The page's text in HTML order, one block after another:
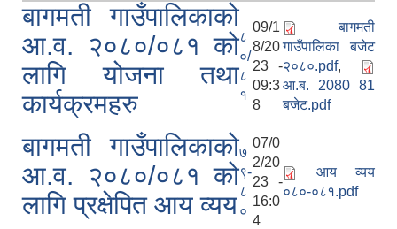
बागमती गाउँपालिकाको
आ.व. २०८०/०८१ को
लागि योजना तथा
कार्यक्रमहरु
८
०/
८
१
09/1
8/20
23 -
09:3
8
बागमती
गाउँपालिका बजेट
२०८०.pdf,
आ.ब. 2080 81
बजेट.pdf
बागमती गाउँपालिकाको
आ.व. २०८०/०८१ को
लागि प्रक्षेपित आय व्यय
७
९-
८
०
07/0
2/20
23 -
16:0
4
आय व्यय
०८०-०८१.pdf